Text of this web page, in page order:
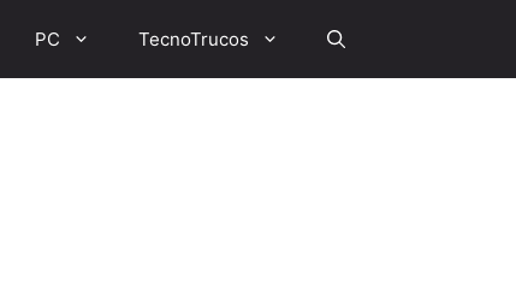
PC TecnoTrucos